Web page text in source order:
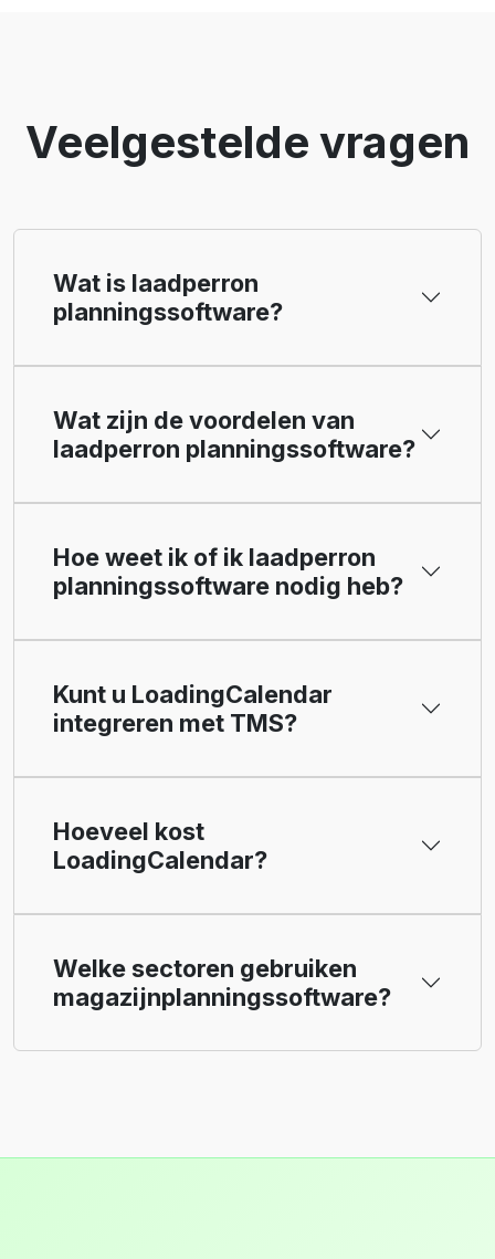
Veelgestelde vragen
Wat is laadperron
planningssoftware?
Wat zijn de voordelen van
laadperron planningssoftware?
Hoe weet ik of ik laadperron
planningssoftware nodig heb?
Kunt u LoadingCalendar
integreren met TMS?
Hoeveel kost
LoadingCalendar?
Welke sectoren gebruiken
magazijnplanningssoftware?